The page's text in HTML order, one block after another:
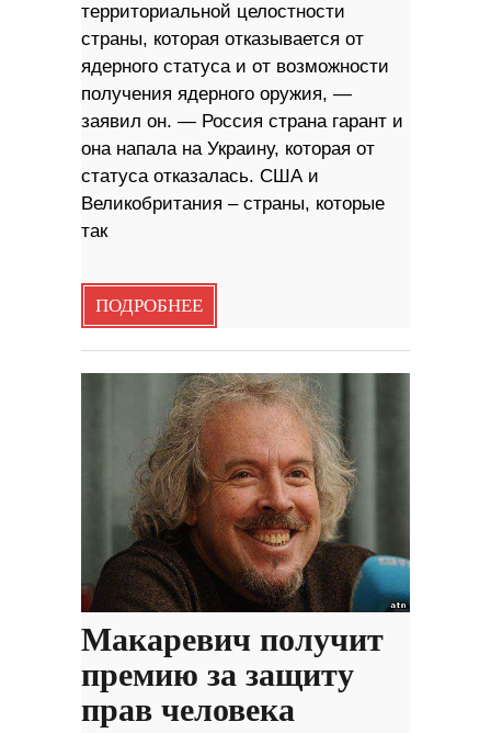
территориальной целостности
страны, которая отказывается от
ядерного статуса и от возможности
получения ядерного оружия, —
заявил он. — Россия страна гарант и
она напала на Украину, которая от
статуса отказалась. США и
Великобритания – страны, которые
так
ПОДРОБНЕЕ
Макаревич получит
премию за защиту
прав человека